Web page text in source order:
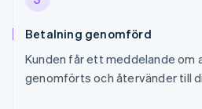
Betalning genomförd
Kunden får ett meddelande om
genomförts och återvänder till